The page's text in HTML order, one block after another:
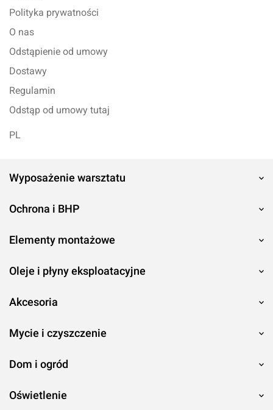
Polityka prywatności
O nas
Odstąpienie od umowy
Dostawy
Regulamin
Odstąp od umowy tutaj
PL
Wyposażenie warsztatu
Ochrona i BHP
Elementy montażowe
Oleje i płyny eksploatacyjne
Akcesoria
Mycie i czyszczenie
Dom i ogród
Oświetlenie